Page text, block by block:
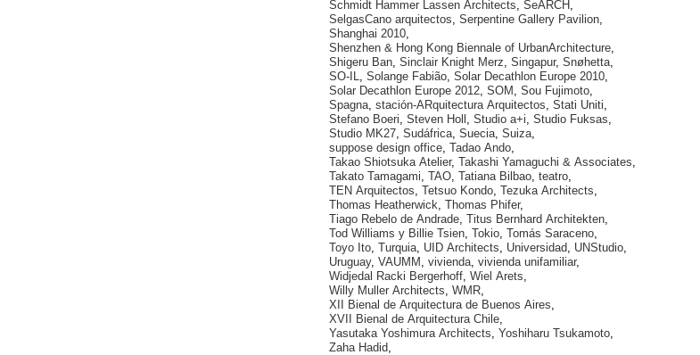
Schmidt Hammer Lassen Architects, SeARCH ,
SelgasCano arquitectos, Serpentine Gallery Pavilion,
Shanghai 2010,
Shenzhen & Hong Kong Biennale of UrbanArchitecture,
Shigeru Ban, Sinclair Knight Merz, Singapur, Snøhetta,
SO-IL, Solange Fabião, Solar Decathlon Europe 2010,
Solar Decathlon Europe 2012, SOM , Sou Fujimoto,
Spagna, stación-ARquitectura Arquitectos, Stati Uniti,
Stefano Boeri, Steven Holl , Studio a+i, Studio Fuksas,
Studio MK27, Sudáfrica, Suecia, Suiza,
suppose design office, Tadao Ando,
Takao Shiotsuka Atelier, Takashi Yamaguchi & Associates,
Takato Tamagami, TAO, Tatiana Bilbao, teatro,
TEN Arquitectos, Tetsuo Kondo, Tezuka Architects,
Thomas Heatherwick, Thomas Phifer,
Tiago Rebelo de Andrade, Titus Bernhard Architekten,
Tod Williams y Billie Tsien, Tokio, Tomás Saraceno,
Toyo Ito, Turquia, UID Architects, Universidad, UNStudio,
Uruguay, VAUMM , vivienda, vivienda unifamiliar,
Widjedal Racki Bergerhoff, Wiel Arets,
Willy Muller Architects, WMR,
XII Bienal de Arquitectura de Buenos Aires,
XVII Bienal de Arquitectura Chile,
Yasutaka Yoshimura Architects, Yoshiharu Tsukamoto,
Zaha Hadid,